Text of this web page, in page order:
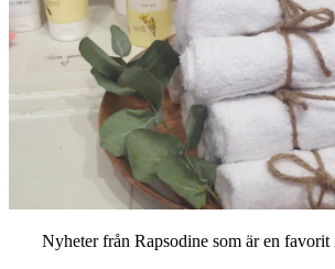
Nyheter från Rapsodine som är en favorit